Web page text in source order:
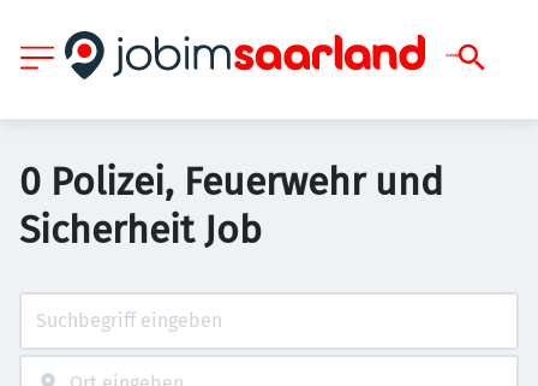
0 Polizei, Feuerwehr und
Sicherheit Job